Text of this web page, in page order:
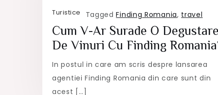
Turistice TaggedFinding Romania, travel
Cum V-Ar Surade O
De Vinuri Cu Finding
In postul in care am scris despre lansarea
agentiei Finding Romania din care sunt din
acest […]